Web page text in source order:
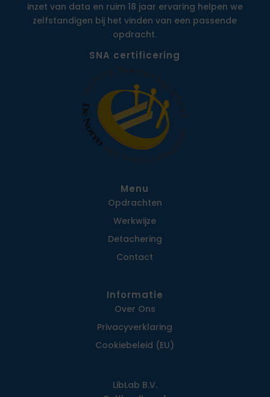
inzet van data en ruim 18 jaar ervaring helpen we
zelfstandigen bij het vinden van een passende
opdracht.
SNA certificering
Menu
Opdrachten
Werkwijze
Detachering
Contact
Informatie
Over Ons
Privacy­verklaring
Cookiebeleid (EU)
LibLab B.V.